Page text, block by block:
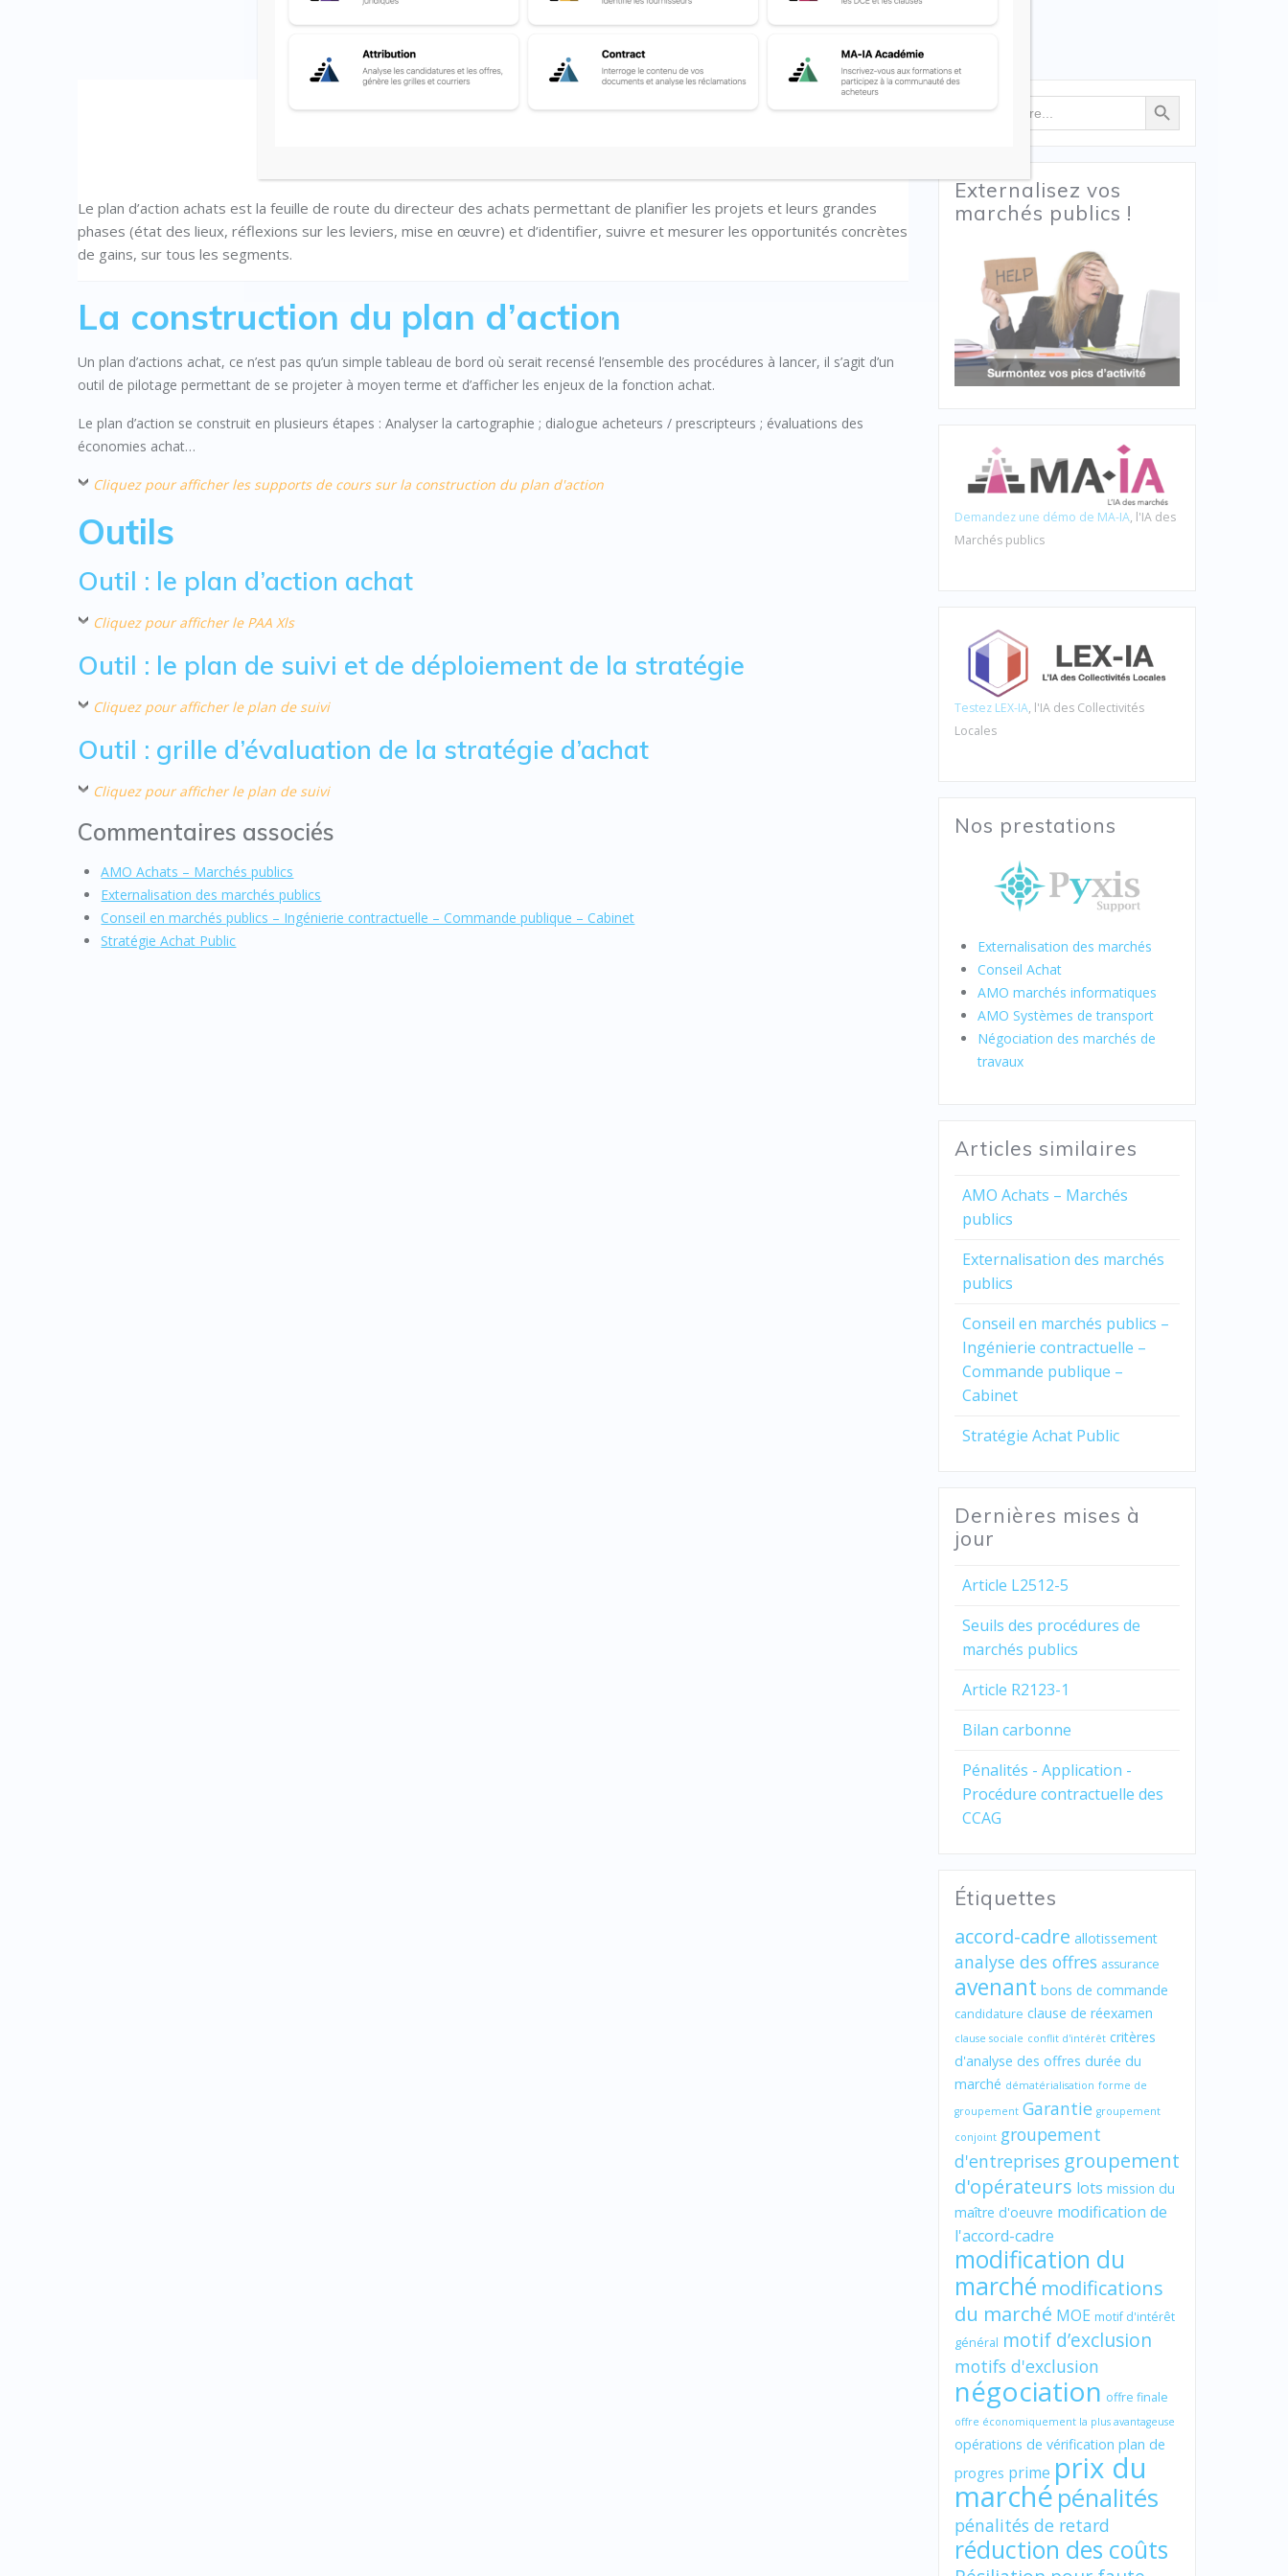
Le plan d’action achats est la feuille de route du directeur des achats permettant de planifier les projets et leurs grandes
phases (état des lieux, réflexions sur les leviers, mise en œuvre) et d’identifier, suivre et mesurer les opportunités concrètes
de gains, sur tous les segments.
La construction du plan d’action
Un plan d’actions achat, ce n’est pas qu’un simple tableau de bord où serait recensé l’ensemble des procédures à lancer, il s’agit d’un
outil de pilotage permettant de se projeter à moyen terme et d’afficher les enjeux de la fonction achat.
Le plan d’action se construit en plusieurs étapes : Analyser la cartographie ; dialogue acheteurs / prescripteurs ; évaluations des
économies achat…
Cliquez pour afficher les supports de cours sur la construction du plan d'action
Outils
Outil : le plan d’action achat
Cliquez pour afficher le PAA Xls
Outil : le plan de suivi et de déploiement de la stratégie
Cliquez pour afficher le plan de suivi
Outil : grille d’évaluation de la stratégie d’achat
Cliquez pour afficher le plan de suivi
Commentaires associés
AMO Achats – Marchés publics
Externalisation des marchés publics
Conseil en marchés publics – Ingénierie contractuelle – Commande publique – Cabinet
Stratégie Achat Public
for:
Search Button
Externalisez vos
marchés publics !
Demandez une démo de MA-IA, l'IA des
Marchés publics
Testez LEX-IA, l'IA des Collectivités
Locales
Nos prestations
Externalisation des marchés
Conseil Achat
AMO marchés informatiques
AMO Systèmes de transport
Négociation des marchés de
travaux
Articles similaires
AMO Achats – Marchés
publics
Externalisation des marchés
publics
Conseil en marchés publics –
Ingénierie contractuelle –
Commande publique –
Cabinet
Stratégie Achat Public
Dernières mises à
jour
Article L2512-5
Seuils des procédures de
marchés publics
Article R2123-1
Bilan carbonne
Pénalités - Application -
Procédure contractuelle des
CCAG
Étiquettes
accord-cadre allotissement
analyse des offres assurance
avenant bons de commande
candidature clause de réexamen
clause sociale conflit d'intérêt critères
d'analyse des offres durée du
marché dématérialisation forme de
groupement Garantie groupement
conjoint groupement
d'entreprises groupement
d'opérateurs lots mission du
maître d'oeuvre modification de
l'accord-cadre
modification du
marché modifications
du marché MOE motif d'intérêt
général motif d’exclusion
motifs d'exclusion
négociation offre finale
offre économiquement la plus avantageuse
opérations de vérification plan de
progres prime prix du
marché pénalités
pénalités de retard
réduction des coûts